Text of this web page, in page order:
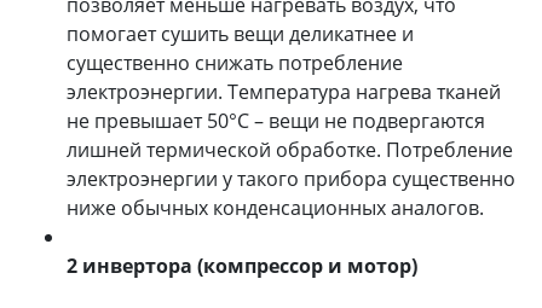
помогает сушить вещи деликатнее и
существенно снижать потребление
электроэнергии. Температура нагрева тканей
не превышает 50°C – вещи не подвергаются
лишней термической обработке. Потребление
электроэнергии у такого прибора существенно
ниже обычных конденсационных аналогов.
2 инвертора (компрессор и мотор)